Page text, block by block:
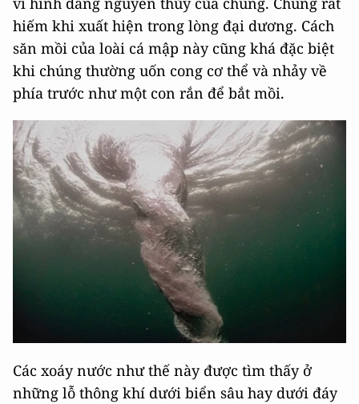
hiếm khi xuất hiện trong lòng đại dương. Cách
săn mồi của loài cá mập này cũng khá đặc biệt
khi chúng thường uốn cong cơ thể và nhảy về
phía trước như một con rắn để bắt mồi.
Các xoáy nước như thế này được tìm thấy ở
những lỗ thông khí dưới biển sâu hay dưới đáy